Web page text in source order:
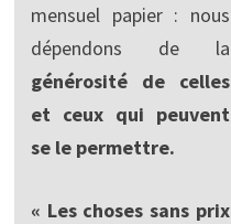
mensuel papier : nous
dépendons de la
générosité de celles
et ceux qui peuvent
se le permettre.
« Les choses sans prix